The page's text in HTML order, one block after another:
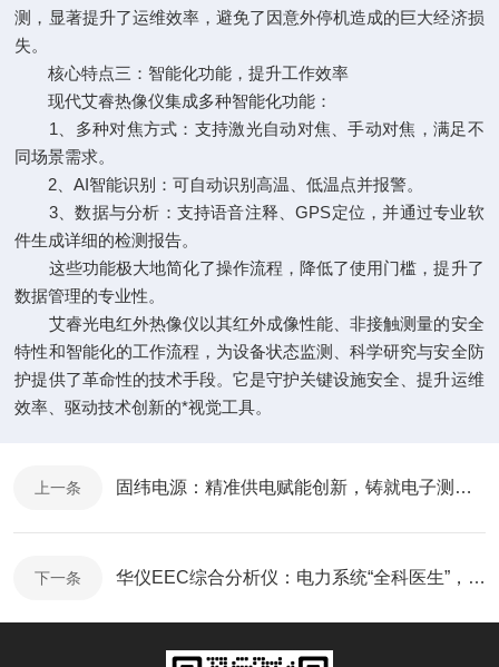
测，显著提升了运维效率，避免了因意外停机造成的巨大经济损
失。
核心特点三：智能化功能，提升工作效率
现代艾睿热像仪集成多种智能化功能：
1、多种对焦方式：支持激光自动对焦、手动对焦，满足不
同场景需求。
2、AI智能识别：可自动识别高温、低温点并报警。
3、数据与分析：支持语音注释、GPS定位，并通过专业软
件生成详细的检测报告。
这些功能极大地简化了操作流程，降低了使用门槛，提升了
数据管理的专业性。
艾睿光电红外热像仪以其红外成像性能、非接触测量的安全
特性和智能化的工作流程，为设备状态监测、科学研究与安全防
护提供了革命性的技术手段。它是守护关键设施安全、提升运维
效率、驱动技术创新的*视觉工具。
上一条 固纬电源：精准供电赋能创新，铸就电子测量信赖基石
下一条 华仪EEC综合分析仪：电力系统“全科医生”，一站式诊断运行隐患